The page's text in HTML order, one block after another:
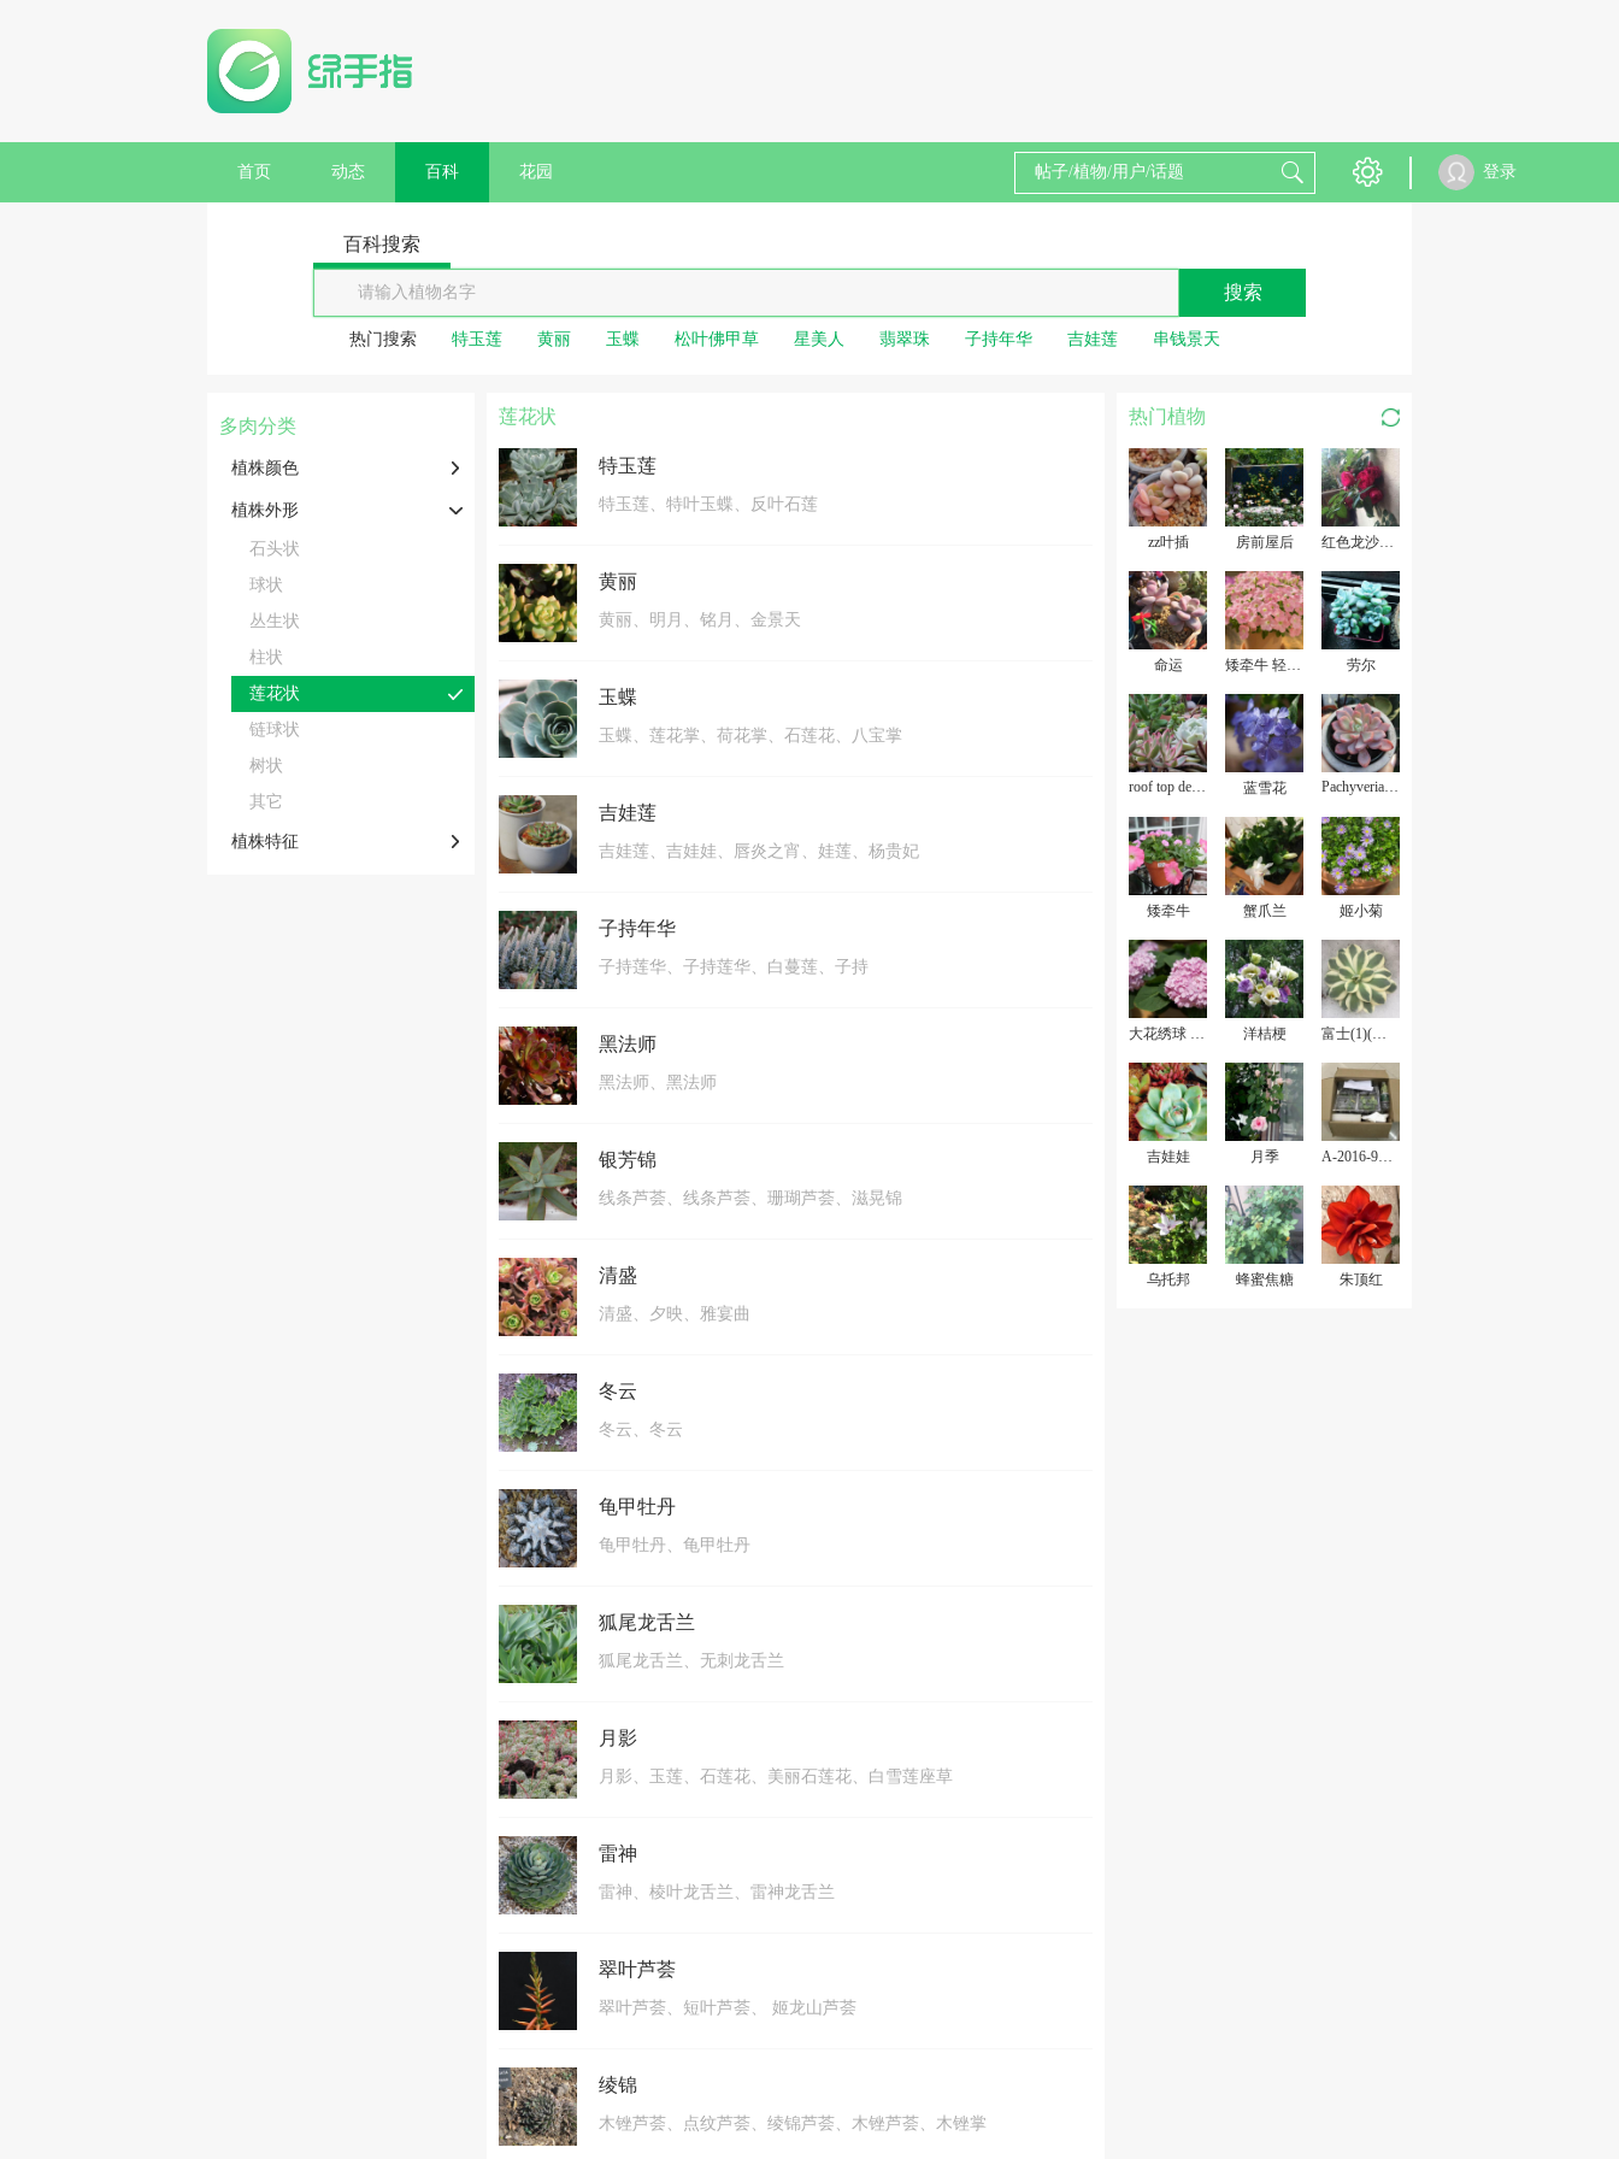
首页 动态 百科 花园 登录
百科搜索
搜索
热门搜索 特玉莲 黄丽 玉蝶 松叶佛甲草 星美人 翡翠珠 子持年华 吉娃莲 串钱景天
多肉分类
植株颜色
植株外形
石头状
球状
丛生状
柱状
莲花状
链球状
树状
其它
植株特征
莲花状
特玉莲
特玉莲、特叶玉蝶、反叶石莲
黄丽
黄丽、明月、铭月、金景天
玉蝶
玉蝶、莲花掌、荷花掌、石莲花、八宝掌
吉娃莲
吉娃莲、吉娃娃、唇炎之宵、娃莲、杨贵妃
子持年华
子持莲华、子持莲华、白蔓莲、子持
黑法师
黑法师、黑法师
银芳锦
线条芦荟、线条芦荟、珊瑚芦荟、滋晃锦
清盛
清盛、夕映、雅宴曲
冬云
冬云、冬云
龟甲牡丹
龟甲牡丹、龟甲牡丹
狐尾龙舌兰
狐尾龙舌兰、无刺龙舌兰
月影
月影、玉莲、石莲花、美丽石莲花、白雪莲座草
雷神
雷神、棱叶龙舌兰、雷神龙舌兰
翠叶芦荟
翠叶芦荟、短叶芦荟、 姬龙山芦荟
绫锦
木锉芦荟、点纹芦荟、绫锦芦荟、木锉芦荟、木锉掌
热门植物
zz叶插 房前屋后 红色龙沙宝石
命运 矮牵牛 轻浪贝壳粉 劳尔
roof top deck garden 蓝雪花 Pachyveria Scheideckeri
矮牵牛 蟹爪兰 姬小菊
大花绣球 无尽夏 洋桔梗 富士(1)(已故)
吉娃娃 月季 A-2016-9各种收花收肉记录
乌托邦 蜂蜜焦糖 朱顶红